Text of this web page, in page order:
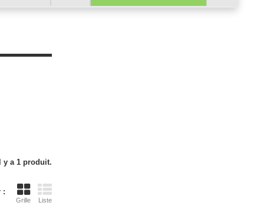
Il y a 1 produit.
:
Grille Liste